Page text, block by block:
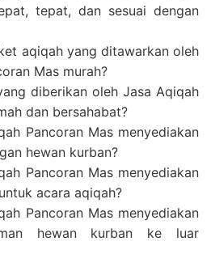
tepat, dan sesuai dengan
aqiqah yang ditawarkan oleh
Mas murah?
diberikan oleh Jasa Aqiqah
dan bersahabat?
Pancoran Mas menyediakan
hewan kurban?
Pancoran Mas menyediakan
acara aqiqah?
Pancoran Mas menyediakan
hewan kurban ke luar